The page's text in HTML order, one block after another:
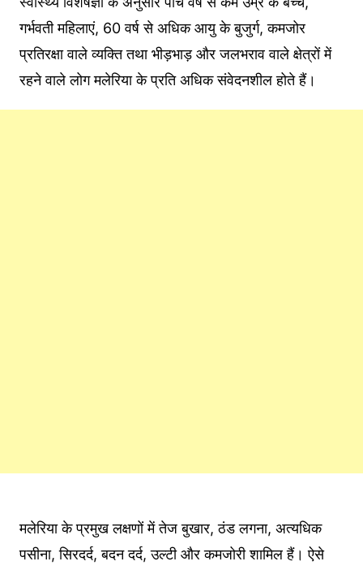
गर्भवती महिलाएं, 60 वर्ष से अधिक आयु के बुजुर्ग, कमजोर
प्रतिरक्षा वाले व्यक्ति तथा भीड़भाड़ और जलभराव वाले क्षेत्रों में
रहने वाले लोग मलेरिया के प्रति अधिक संवेदनशील होते हैं।
मलेरिया के प्रमुख लक्षणों में तेज बुखार, ठंड लगना, अत्यधिक
पसीना, सिरदर्द, बदन दर्द, उल्टी और कमजोरी शामिल हैं। ऐसे